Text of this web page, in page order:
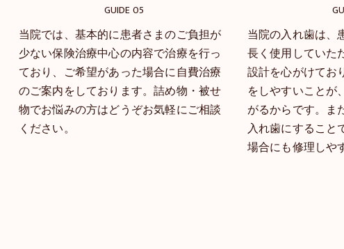
GUIDE 05
当院では、基本的に患者さまのご負担が
少ない保険治療中心の内容で治療を行っ
ており、ご希望があった場合に自費治療
のご案内をしております。詰め物・被せ
物でお悩みの方はどうぞお気軽にご相談
ください。
当院の入れ歯は、
長く使用していた
設計を心がけてお
をしやすいことが
がるからです。ま
入れ歯にすること
場合にも修理しや